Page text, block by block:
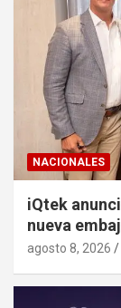
NACIONALES
iQtek
nueva
agosto 8, 2026